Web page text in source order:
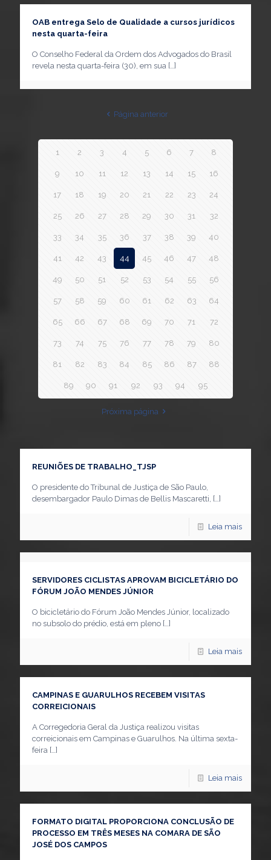
OAB entrega Selo de Qualidade a cursos jurídicos
nesta quarta-feira
O Conselho Federal da Ordem dos Advogados do Brasil
revela nesta quarta-feira (30), em sua […]
Página anterior
1 2 3 4 5 6 7 8
9 10 11 12 13 14 15 16
17 18 19 20 21 22 23 24
25 26 27 28 29 30 31 32
33 34 35 36 37 38 39 40
41 42 43 44 45 46 47 48
49 50 51 52 53 54 55 56
57 58 59 60 61 62 63 64
65 66 67 68 69 70 71 72
73 74 75 76 77 78 79 80
81 82 83 84 85 86 87 88
89 90 91 92 93 94 95
Próxima página
REUNIÕES DE TRABALHO_TJSP
O presidente do Tribunal de Justiça de São Paulo,
desembargador Paulo Dimas de Bellis Mascaretti, […]
Leia mais
SERVIDORES CICLISTAS APROVAM BICICLETÁRIO DO
FÓRUM JOÃO MENDES JÚNIOR
O bicicletário do Fórum João Mendes Júnior, localizado
no subsolo do prédio, está em pleno […]
Leia mais
CAMPINAS E GUARULHOS RECEBEM VISITAS
CORREICIONAIS
A Corregedoria Geral da Justiça realizou visitas
correicionais em Campinas e Guarulhos. Na última sexta-
feira […]
Leia mais
FORMATO DIGITAL PROPORCIONA CONCLUSÃO DE
PROCESSO EM TRÊS MESES NA COMARA DE SÃO
JOSÉ DOS CAMPOS